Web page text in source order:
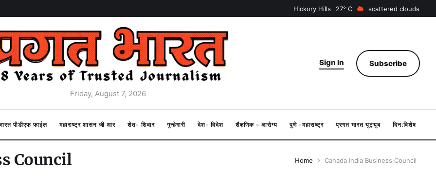
Hickory Hills 27 scattered clouds
Friday, August 7, 2026
Sign In Subscribe
पीडीएफ फाईल महाराष्ट्र शासन जी आर शेत- शिवार गुन्हेगारी देश- विदेश शैक्षणिक – आरोग्य पुणे -महाराष्ट्र प्रगत भारत युट्युब दिन:विशेष
Council Home Canada India Business Council